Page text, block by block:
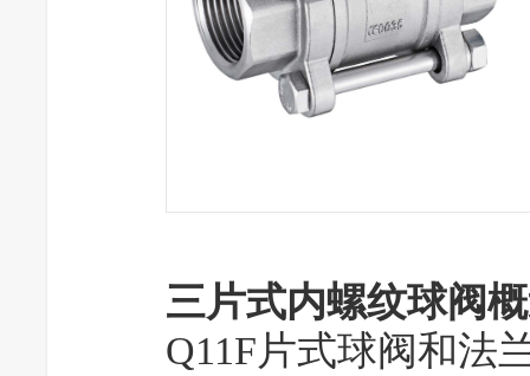
三片式内螺纹球阀
Q11F片式球阀和法